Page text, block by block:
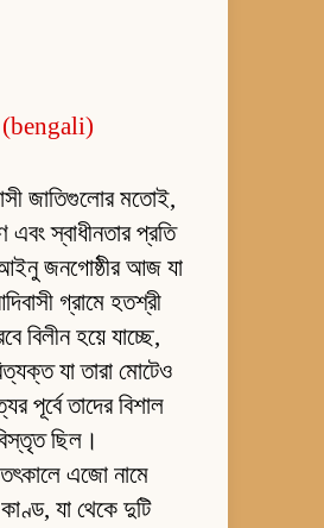
(bengali)
জাতিগুলোর মতোই,
স্বাধীনতার প্রতি
জনগোষ্ঠীর আজ যা
গ্রামে হতশ্রী
বিলীন হয়ে যাচ্ছে,
যা তারা মোটেও
পূর্বে তাদের বিশাল
ছিল।
এজো নামে
যা থেকে দুটি